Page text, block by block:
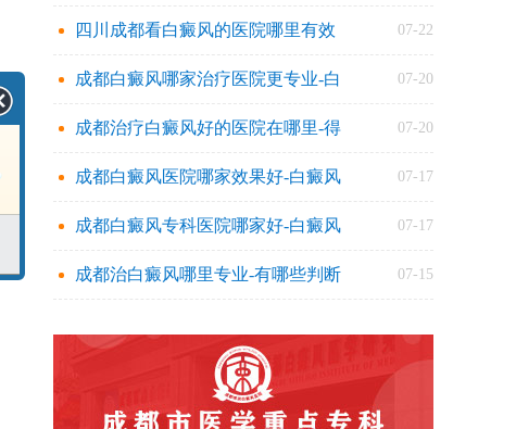
四川成都看白癜风的医院哪里有效 07-22
成都白癜风哪家治疗医院更专业-白 07-20
成都治疗白癜风好的医院在哪里-得 07-20
成都白癜风医院哪家效果好-白癜风 07-17
成都白癜风专科医院哪家好-白癜风 07-17
成都治白癜风哪里专业-有哪些判断 07-15